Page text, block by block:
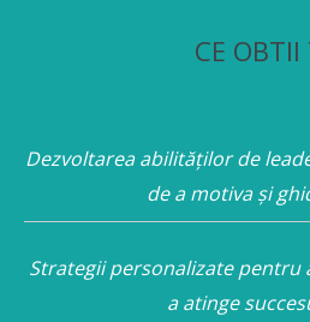
CE OBTII
Dezvoltarea abilităților de
de a motiva și
Strategii personalizate pentru
a atinge